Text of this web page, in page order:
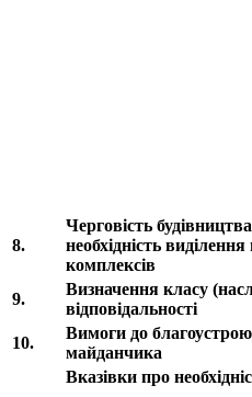
8.
Черговість
необхідність
комплексів
9.
Визначення класу
відповідальності
10.
Вимоги до благоустрою
майданчика
Вказівки про